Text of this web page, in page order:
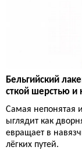
Бельгийский
сткой шерстью и
Самая непонятая
ыглядит как
евращает в
лёгких путей.